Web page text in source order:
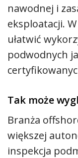
nawodnej i
eksploatacji.
ułatwić
podwodnych
Tak może
Branża
większej
inspekcja